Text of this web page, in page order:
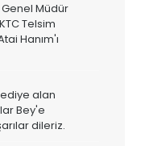
Müdür
Telsim
Hanım'ı
alan
Bey'e
dileriz.